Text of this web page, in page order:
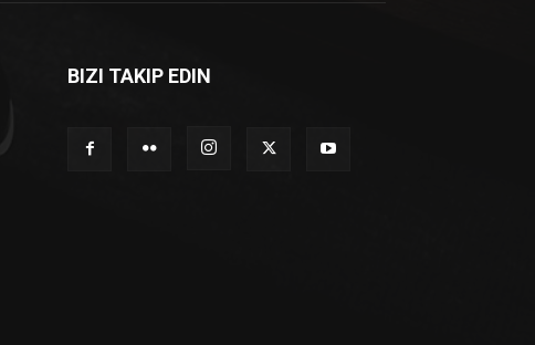
BIZI TAKIP EDIN